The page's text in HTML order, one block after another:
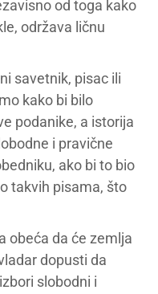
od toga kako
održava ličnu
savetnik, pisac ili
kako bi bilo
podanike, a istorija
i pravične
ako bi to bio
takvih pisama, što
obeća da će zemlja
dopusti da
slobodni i